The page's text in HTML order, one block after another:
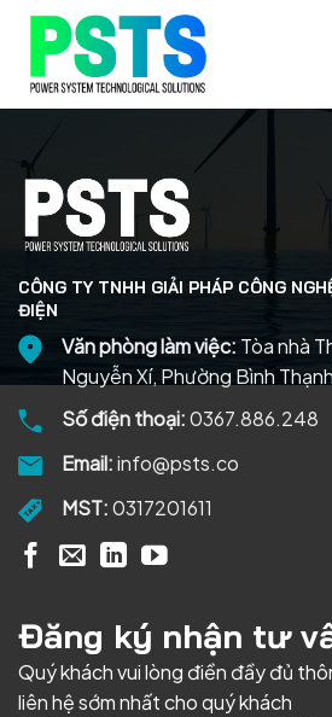
dung
CÔNG TY TNHH GIẢI PHÁP CÔNG
ĐIỆN
Văn phòng làm việc: Tòa nhà
Nguyễn Xí, Phường Bình
Số điện thoại:0367.886.248
Email:info@psts.co
MST:0317201611
Đăng ký nhận tư
Quý khách vui lòng điền đầy đủ
liên hệ sớm nhất cho quý khách